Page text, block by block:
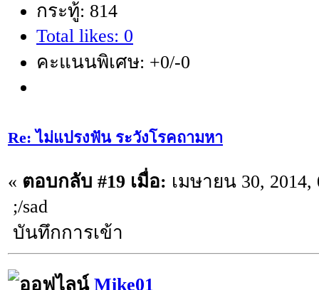
กระทู้: 814
Total likes: 0
คะแนนพิเศษ: +0/-0
Re: ไม่แปรงฟัน ระวังโรคถามหา
« ตอบกลับ #19 เมื่อ: เมษายน 30, 2014,
;/sad
บันทึกการเข้า
Mike01